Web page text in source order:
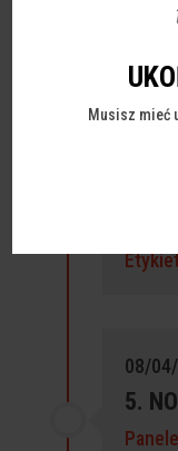
Musisz mieć
14/
6.
08/
5.